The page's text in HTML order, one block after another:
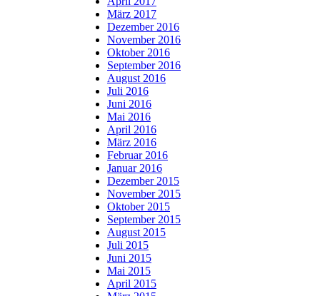
März 2017
Dezember 2016
November 2016
Oktober 2016
September 2016
August 2016
Juli 2016
Juni 2016
Mai 2016
April 2016
März 2016
Februar 2016
Januar 2016
Dezember 2015
November 2015
Oktober 2015
September 2015
August 2015
Juli 2015
Juni 2015
Mai 2015
April 2015